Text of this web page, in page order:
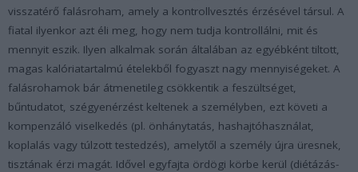
visszatérő falásroham, amely a kontrollvesztés érzésével társul. A
fiatal ilyenkor azt éli meg, hogy nem tudja kontrollálni, mit és
mennyit eszik. Ilyen alkalmak során általában az egyébként tiltott,
magas kalóriatartalmú ételekből fogyaszt nagy mennyiségeket. A
falásrohamok bár átmenetileg csökkentik a feszültséget,
bűntudatot, szégyenérzést keltenek a személyben, ezt követi a
kompenzáló viselkedés (pl. önhánytatás, hashajtóhasználat,
koplalás vagy túlzott testedzés), amelytől a személy újra üresnek,
tisztának érzi magát. Idővel egyfajta ördögi körbe kerül (diétázás-